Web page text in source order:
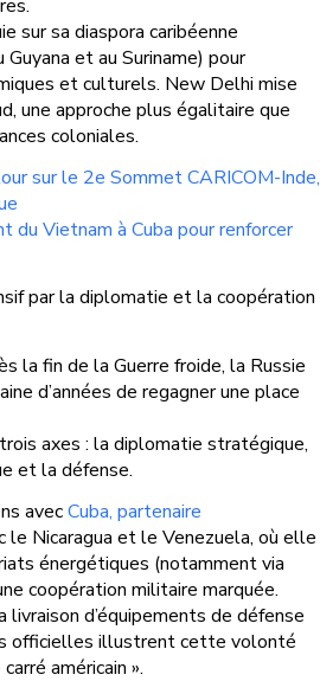
sur sa diaspora caribéenne
et au Suriname) pour
et culturels. New Delhi mise
une approche plus égalitaire que
coloniales.
sur le 2e Sommet CARICOM-Inde,
du Vietnam à Cuba pour renforcer
par la diplomatie et la coopération
la fin de la Guerre froide, la Russie
d’années de regagner une place
axes : la diplomatie stratégique,
et la défense.
avecCuba, partenaire
le Nicaragua et le Venezuela, où elle
énergétiques (notamment via
coopération militaire marquée.
livraison d’équipements de défense
officielles illustrent cette volonté
américain ».